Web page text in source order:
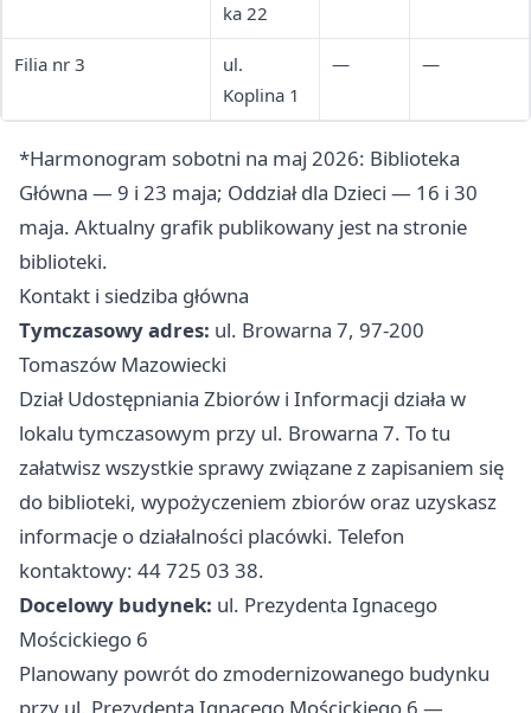
ka 22
Filia nr 3
ul.
Koplina 1
— —
*Harmonogram sobotni na maj 2026: Biblioteka
Główna — 9 i 23 maja; Oddział dla Dzieci — 16 i 30
maja. Aktualny grafik publikowany jest na stronie
biblioteki.
Kontakt i siedziba główna
Tymczasowy adres: ul. Browarna 7, 97-200
Tomaszów Mazowiecki
Dział Udostępniania Zbiorów i Informacji działa w
lokalu tymczasowym przy ul. Browarna 7. To tu
załatwisz wszystkie sprawy związane z zapisaniem się
do biblioteki, wypożyczeniem zbiorów oraz uzyskasz
informacje o działalności placówki. Telefon
kontaktowy: 44 725 03 38.
Docelowy budynek: ul. Prezydenta Ignacego
Mościckiego 6
Planowany powrót do zmodernizowanego budynku